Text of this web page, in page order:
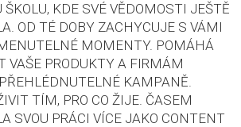
ŠKOLU, KDE SVÉ VĚDOMOSTI JEŠTĚ
OD TÉ DOBY ZACHYCUJE S VÁMI
MOMENTY. POMÁHÁ
VAŠE PRODUKTY A FIRMÁM
KAMPANĚ.
TÍM, PRO CO ŽIJE. ČASEM
SVOU PRÁCI VÍCE JAKO CONTENT